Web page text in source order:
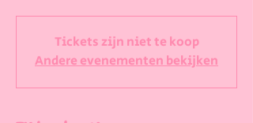
Tickets zijn niet te koop
Andere evenementen bekijken